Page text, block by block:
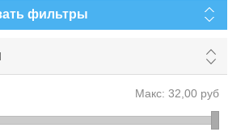
фильтры
Макс: 32,00 руб